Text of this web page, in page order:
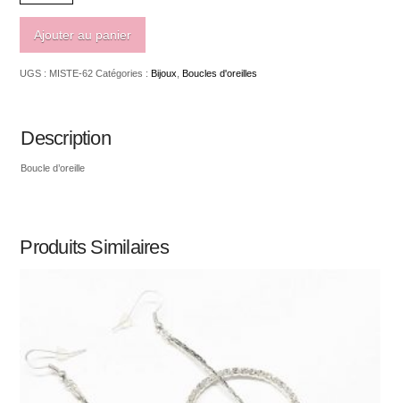
Boucle
d'oreille
30mm
Ajouter au panier
UGS : MISTE-62 Catégories : Bijoux, Boucles d'oreilles
Description
Boucle d’oreille
Produits Similaires